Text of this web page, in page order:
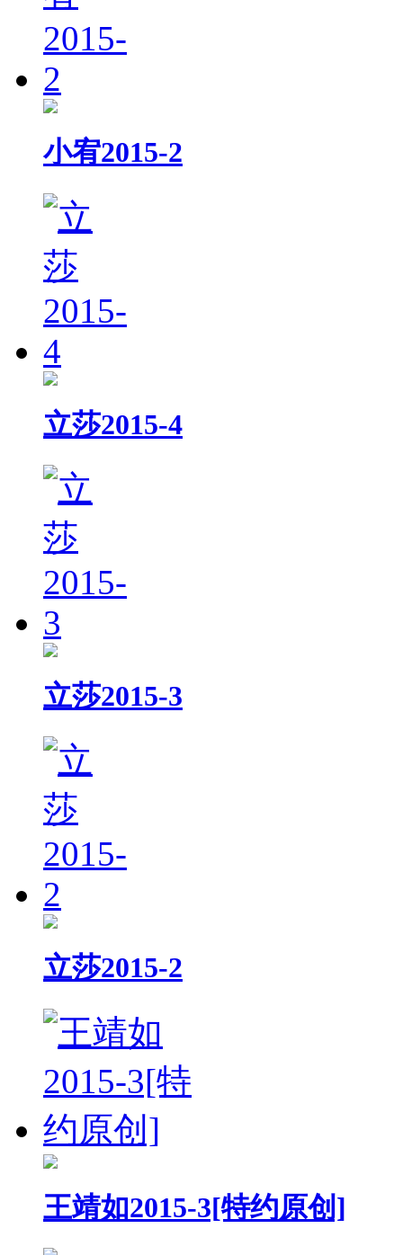
小宥2015-2
立莎2015-4
立莎2015-3
立莎2015-2
王靖如2015-3[特约原创]